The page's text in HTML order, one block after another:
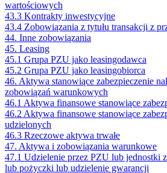
wartościowych
43.3 Kontrakty inwestycyjne
43.4 Zobowiązania z tytułu transakcji z
44. Inne zobowiązania
45. Leasing
45.1 Grupa PZU jako leasingodawca
45.2 Grupa PZU jako leasingobiorca
46. Aktywa stanowiące zabezpieczenie
zobowiązań warunkowych
46.1 Aktywa finansowe stanowiące
46.2 Aktywa finansowe stanowiące
udzielonych
46.3 Rzeczowe aktywa trwałe
47. Aktywa i zobowiązania warunkowe
47.1 Udzielenie przez PZU lub jednostki
lub pożyczki lub udzielenie gwarancji